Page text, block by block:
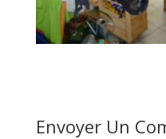
Envoyer Un